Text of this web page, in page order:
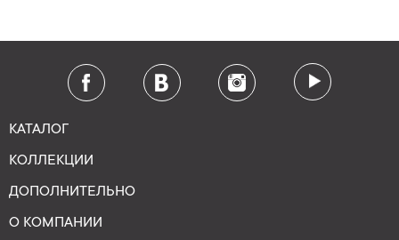
КАТАЛОГ
КОЛЛЕКЦИИ
ДОПОЛНИТЕЛЬНО
О КОМПАНИИ